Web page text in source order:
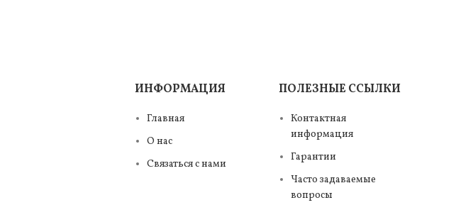
ИНФОРМАЦИЯ
Главная
О нас
Связаться с нами
ПОЛЕЗНЫЕ ССЫЛКИ
Контактная
информация
Гарантии
Часто задаваемые
вопросы